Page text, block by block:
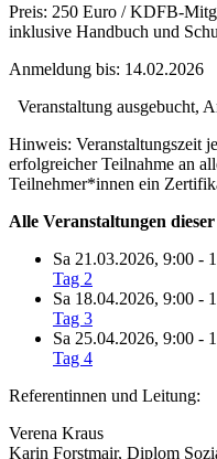
Preis: 250 Euro / KDFB-
inklusive Handbuch und
Anmeldung bis: 14.02.2026
Veranstaltung ausgebucht,
Hinweis: Veranstaltungszeit
erfolgreicher Teilnahme an
Teilnehmer*innen ein
Alle Veranstaltungen
Sa 21.03.2026, 9:00 -
Tag 2
Sa 18.04.2026, 9:00 -
Tag 3
Sa 25.04.2026, 9:00 -
Tag 4
Referentinnen und Leitung:
Verena Kraus
Karin Forstmair, Diplom